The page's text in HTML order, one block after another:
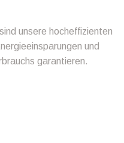
unsere hocheffizienten
und
garantieren.